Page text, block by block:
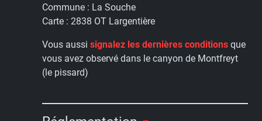
Commune : La Souche
Carte : 2838 OT Largentière
Vous aussi signalez les dernières conditions que
vous avez observé dans le canyon de Montfreyt
(le pissard)